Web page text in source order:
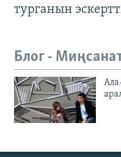
турганын
Блог -